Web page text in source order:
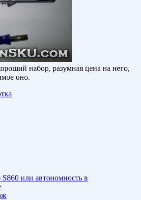
набор, разумная цена на него,
оно.
или автономность в